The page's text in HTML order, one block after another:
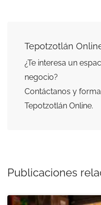
Tepotzotlán
¿Te interesa un
negocio?
Contáctanos y
Tepotzotlán Online.
Publicaciones